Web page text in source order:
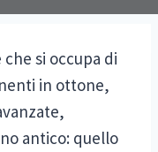
si occupa di
in ottone,
antico: quello